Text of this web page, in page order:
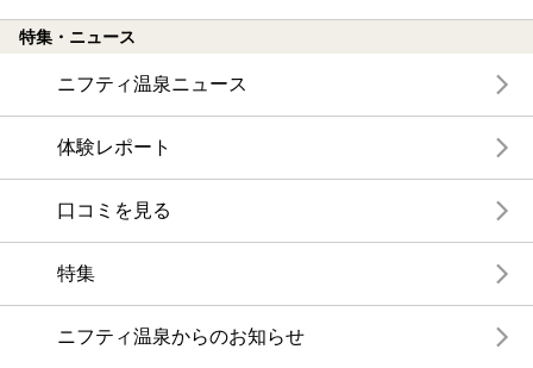
特集・ニュース
ニフティ温泉ニュース
体験レポート
口コミを見る
特集
ニフティ温泉からのお知らせ